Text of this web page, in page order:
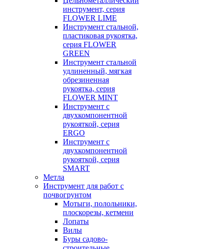
инструмент, серия
FLOWER LIME
Инструмент стальной,
пластиковая рукоятка,
серия FLOWER
GREEN
Инструмент стальной
удлиненный, мягкая
обрезиненная
рукоятка, серия
FLOWER MINT
Инструмент с
двухкомпонентной
рукояткой, серия
ERGO
Инструмент с
двухкомпонентной
рукояткой, серия
SMART
Метла
Инструмент для работ с
почвогрунтом
Мотыги, полольники,
плоскорезы, кетмени
Лопаты
Вилы
Буры садово-